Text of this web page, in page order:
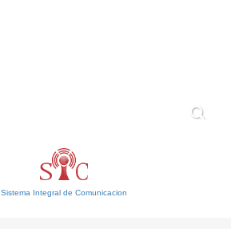
Sistema Integral de Comunicacion